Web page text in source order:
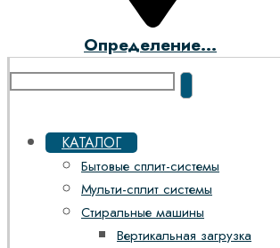
Определение...
КАТАЛОГ
Бытовые сплит-системы
Мульти-сплит системы
Стиральные машины
Вертикальная загрузка